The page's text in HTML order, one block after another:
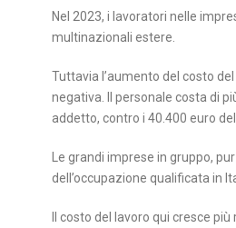
Nel 2023, i lavoratori nelle
multinazionali estere.
Tuttavia l’aumento del costo
negativa. Il personale costa di
addetto, contro i 40.400 euro
Le grandi imprese in gruppo,
dell’occupazione qualificata in
Il costo del lavoro qui cresce